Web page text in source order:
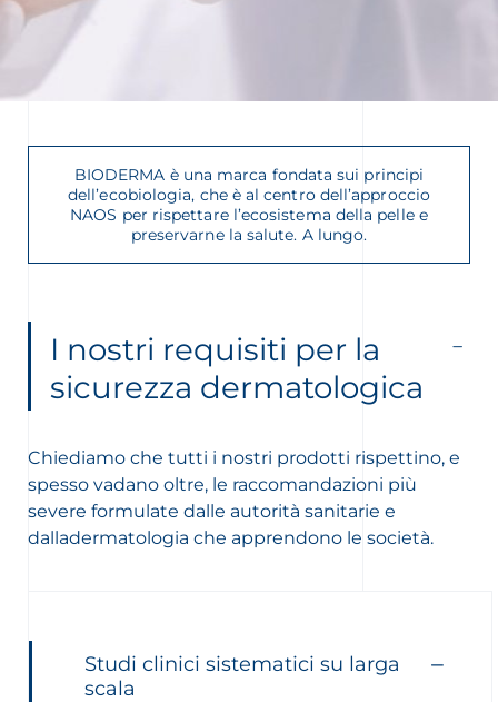
BIODERMA è una marca fondata sui principi
dell’ecobiologia, che è al centro dell’approccio
NAOS per rispettare l’ecosistema della pelle e
preservarne la salute. A lungo.
I nostri requisiti per la
sicurezza dermatologica
Chiediamo che tutti i nostri prodotti rispettino, e
spesso vadano oltre, le raccomandazioni più
severe formulate dalle autorità sanitarie e
dalladermatologia che apprendono le società.
Studi clinici sistematici su larga
scala